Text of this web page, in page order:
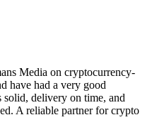
Media on cryptocurrency-
have had a very good
solid, delivery on time, and
A reliable partner for crypto